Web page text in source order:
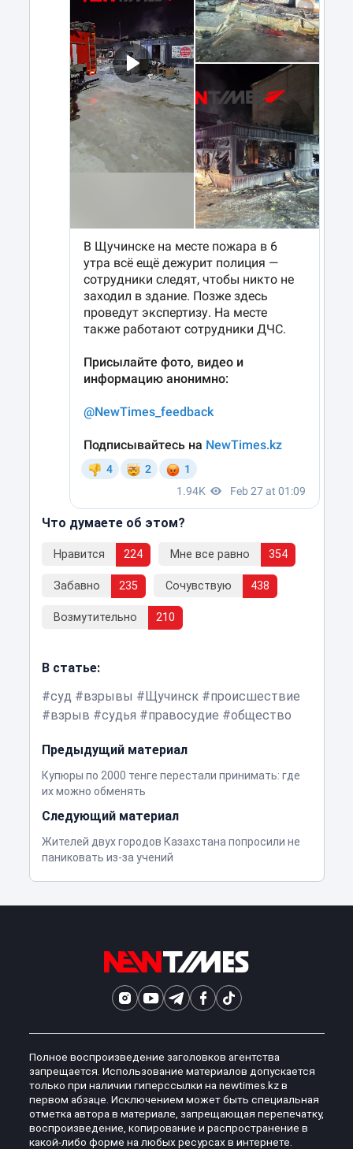
Что думаете об этом?
Нравится 224 Мне все равно 354
Забавно 235 Сочувствую 438
Возмутительно 210
В статье:
суд
взрывы Щучинск
происшествие
взрыв
судья правосудие общество
Предыдущий материал
Купюры по 2000 тенге перестали принимать: где
их можно обменять
Следующий материал
Жителей двух городов Казахстана попросили не
паниковать из-за учений
Полное воспроизведение заголовков агентства
запрещается. Использование материалов допускается
только при наличии гиперссылки на newtimes.kz в
первом абзаце. Исключением может быть специальная
отметка автора в материале, запрещающая перепечатку,
воспроизведение, копирование и распространение в
какой-либо форме на любых ресурсах в интернете.